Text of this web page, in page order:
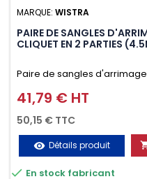
MARQUE: WISTRA
PAIRE DE SANGLES
CLIQUET EN 2 PARTIES
Paire de sangles
crochet en 2 parties (4.5M +
d'utilisation. Permet
chargements pendant le
résistante aux UV et aux
Prix
41,79 € HT
50,15 € TTC
visibility Détails produit
 En stock fabricant